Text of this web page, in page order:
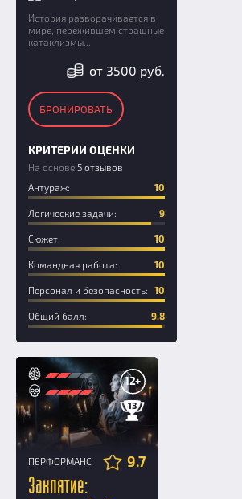
История разворачивается в
мире, пережившем страшные
катаклизмы...
от 3500 руб.
БРОНИРОВАТЬ
КРИТЕРИИ ОЦЕНКИ
На основе 5 отзывов
Антураж:
10
Логические задачи: 9
Сюжет: 10
Командная работа: 10
Персонал и безопасность: 10
Общий балл: 9.8
13
12+
ПЕРФОРМАНС 9.7
Заклятие: